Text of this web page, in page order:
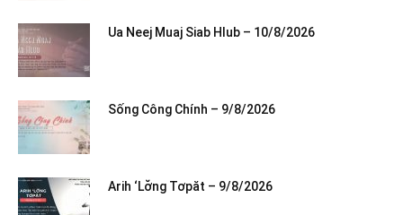
Ua Neej Muaj Siab Hlub – 10/8/2026
Sống Công Chính – 9/8/2026
Arih ‘Lơ̆ng Tơpăt – 9/8/2026